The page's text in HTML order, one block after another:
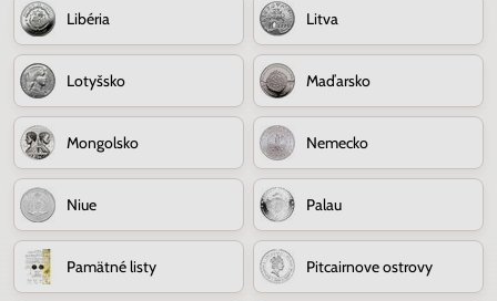
Libéria Litva
Lotyšsko Maďarsko
Mongolsko Nemecko
Niue Palau
Pamätné listy Pitcairnove ostrovy